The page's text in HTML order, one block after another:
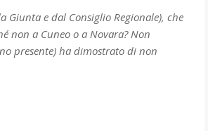
Giunta e dal Consiglio Regionale), che
non a Cuneo o a Novara? Non
presente) ha dimostrato di non